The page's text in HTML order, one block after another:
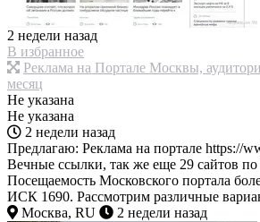
2 недели назад
В избранное
Реклама на Портале Москвы,
месяц
Не указана
Не указана
2 недели назад
Предлагаю: Реклама на портале https://
Вечные ссылки, так же еще 29 сайтов по
Посещаемость Московского портала
ИСК 1690. Рассмотрим различные
Москва, RU
2 недели назад